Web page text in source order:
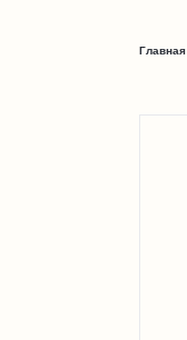
Главная